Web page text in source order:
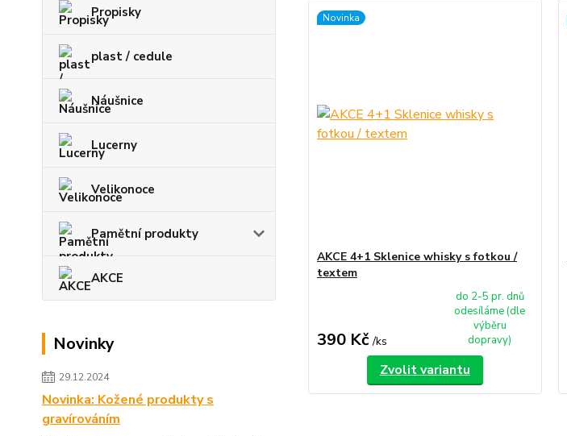
Propisky
plast / cedule
Náušnice
Lucerny
Velikonoce
Pamětní produkty
AKCE
Novinky
29.12.2024
Novinka: Kožené produkty s
gravírováním
Novinka
AKCE 4+1 Sklenice whisky s fotkou /
textem
390 Kč /ks
do 2-5 pr. dnů
odesíláme (dle
výběru
dopravy)
Zvolit variantu